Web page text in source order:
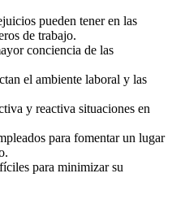
pueden tener en las
de trabajo.
conciencia de las
el ambiente laboral y las
y reactiva situaciones en
para fomentar un lugar
para minimizar su